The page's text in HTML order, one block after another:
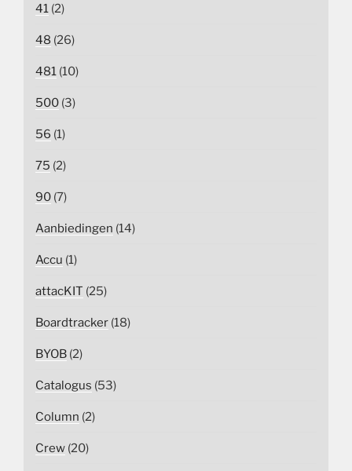
41 (2)
48 (26)
481 (10)
500 (3)
56 (1)
75 (2)
90 (7)
Aanbiedingen (14)
Accu (1)
attacKIT (25)
Boardtracker (18)
BYOB (2)
Catalogus (53)
Column (2)
Crew (20)